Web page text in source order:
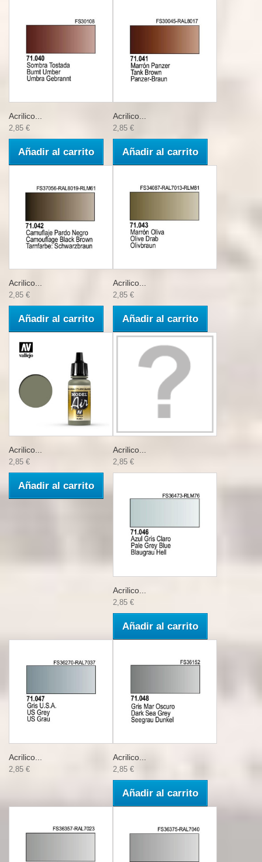
Acrilico...
2,85 €
Añadir al carrito
Acrilico...
2,85 €
Añadir al carrito
Acrilico...
2,85 €
Añadir al carrito
Acrilico...
2,85 €
Añadir al carrito
Acrilico...
2,85 €
Añadir al carrito
Acrilico...
2,85 €
Acrilico...
2,85 €
Añadir al carrito
Acrilico...
2,85 €
Acrilico...
2,85 €
Añadir al carrito